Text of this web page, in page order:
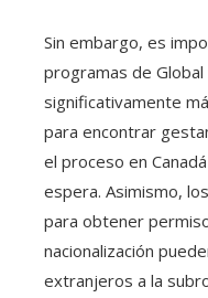
Sin embargo, es
programas de
significativamente
para encontrar
el proceso en
espera. Asimismo,
para obtener
nacionalización
extranjeros a la